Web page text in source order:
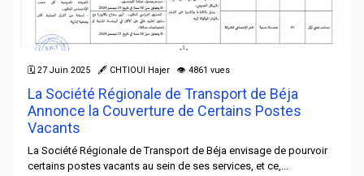
🗓 27 Juin 2025 🖋 CHTIOUI Hajer 👁 4861 vues
La Société Régionale de Transport de Béja
Annonce la Couverture de Certains Postes
Vacants
La Société Régionale de Transport de Béja envisage de pourvoir
certains postes vacants au sein de ses services, et ce,...